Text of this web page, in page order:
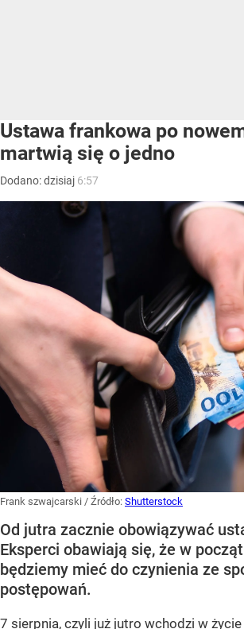
Ustawa frankowa po
martwią się o jedno
Dodano:dzisiaj 6:57
Frank szwajcarski / Źródło: Shutterstock
Od jutra zacznie obowiązywać
Eksperci obawiają się, że w
będziemy mieć do czynienia ze
postępowań.
7 sierpnia, czyli już jutro wchodzi w życie